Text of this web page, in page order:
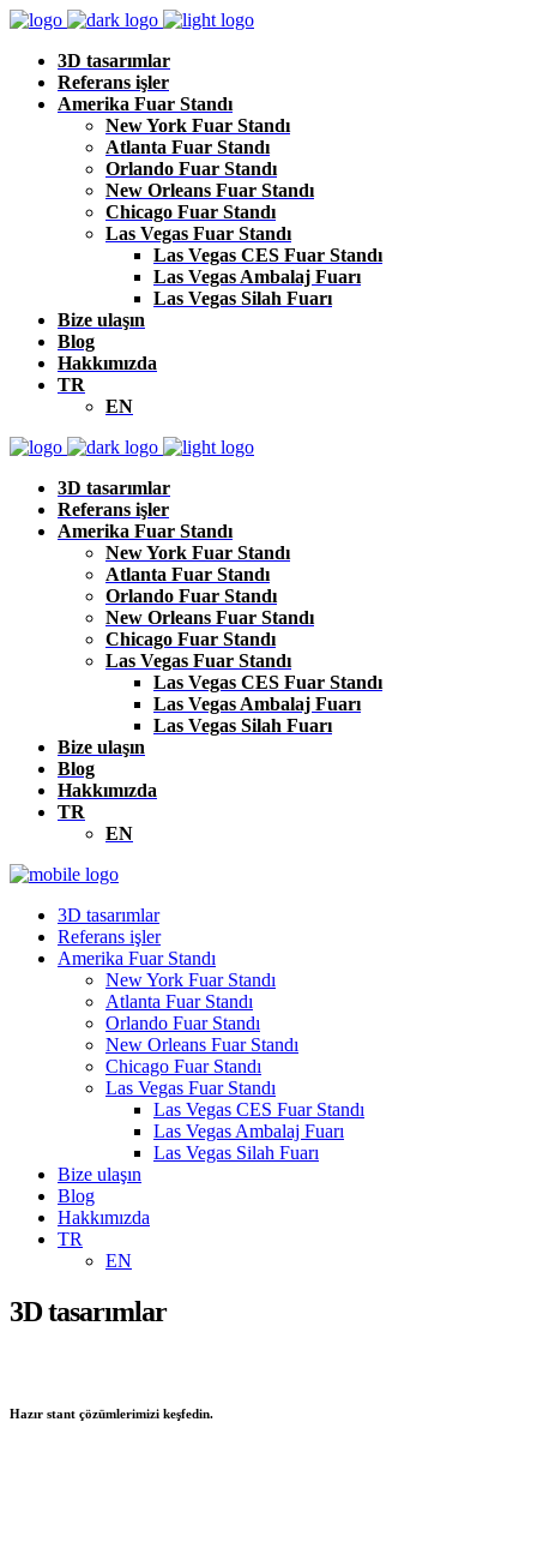
3D tasarımlar
Referans işler
Amerika Fuar Standı
New York Fuar Standı
Atlanta Fuar Standı
Orlando Fuar Standı
New Orleans Fuar Standı
Chicago Fuar Standı
Las Vegas Fuar Standı
Las Vegas CES Fuar Standı
Las Vegas Ambalaj Fuarı
Las Vegas Silah Fuarı
Bize ulaşın
Blog
Hakkımızda
TR
EN
3D tasarımlar
Referans işler
Amerika Fuar Standı
New York Fuar Standı
Atlanta Fuar Standı
Orlando Fuar Standı
New Orleans Fuar Standı
Chicago Fuar Standı
Las Vegas Fuar Standı
Las Vegas CES Fuar Standı
Las Vegas Ambalaj Fuarı
Las Vegas Silah Fuarı
Bize ulaşın
Blog
Hakkımızda
TR
EN
3D tasarımlar
Referans işler
Amerika Fuar Standı
New York Fuar Standı
Atlanta Fuar Standı
Orlando Fuar Standı
New Orleans Fuar Standı
Chicago Fuar Standı
Las Vegas Fuar Standı
Las Vegas CES Fuar Standı
Las Vegas Ambalaj Fuarı
Las Vegas Silah Fuarı
Bize ulaşın
Blog
Hakkımızda
TR
EN
3D tasarımlar
Hazır stant çözümlerimizi keşfedin.